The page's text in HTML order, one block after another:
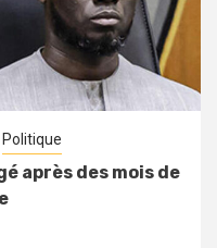
Politique
après des mois de